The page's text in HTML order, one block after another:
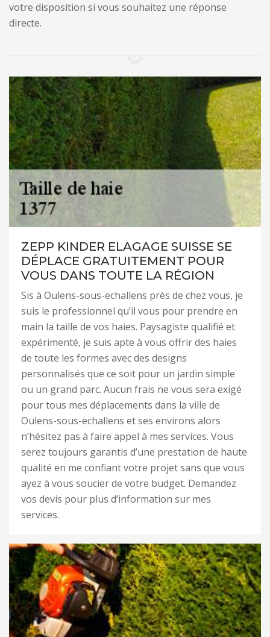
votre disposition si vous souhaitez une réponse
directe.
ZEPP KINDER ELAGAGE SUISSE SE
DÉPLACE GRATUITEMENT POUR
VOUS DANS TOUTE LA RÉGION
Sis à Oulens-sous-echallens près de chez vous, je
suis le professionnel qu’il vous pour prendre en
main la taille de vos haies. Paysagiste qualifié et
expérimenté, je suis apte à vous offrir des haies
de toute les formes avec des designs
personnalisés que ce soit pour un jardin simple
ou un grand parc. Aucun frais ne vous sera exigé
pour tous mes déplacements dans la ville de
Oulens-sous-echallens et ses environs alors
n’hésitez pas à faire appel à mes services. Vous
serez toujours garantis d’une prestation de haute
qualité en me confiant votre projet sans que vous
ayez à vous soucier de votre budget. Demandez
vos devis pour plus d’information sur mes
services.